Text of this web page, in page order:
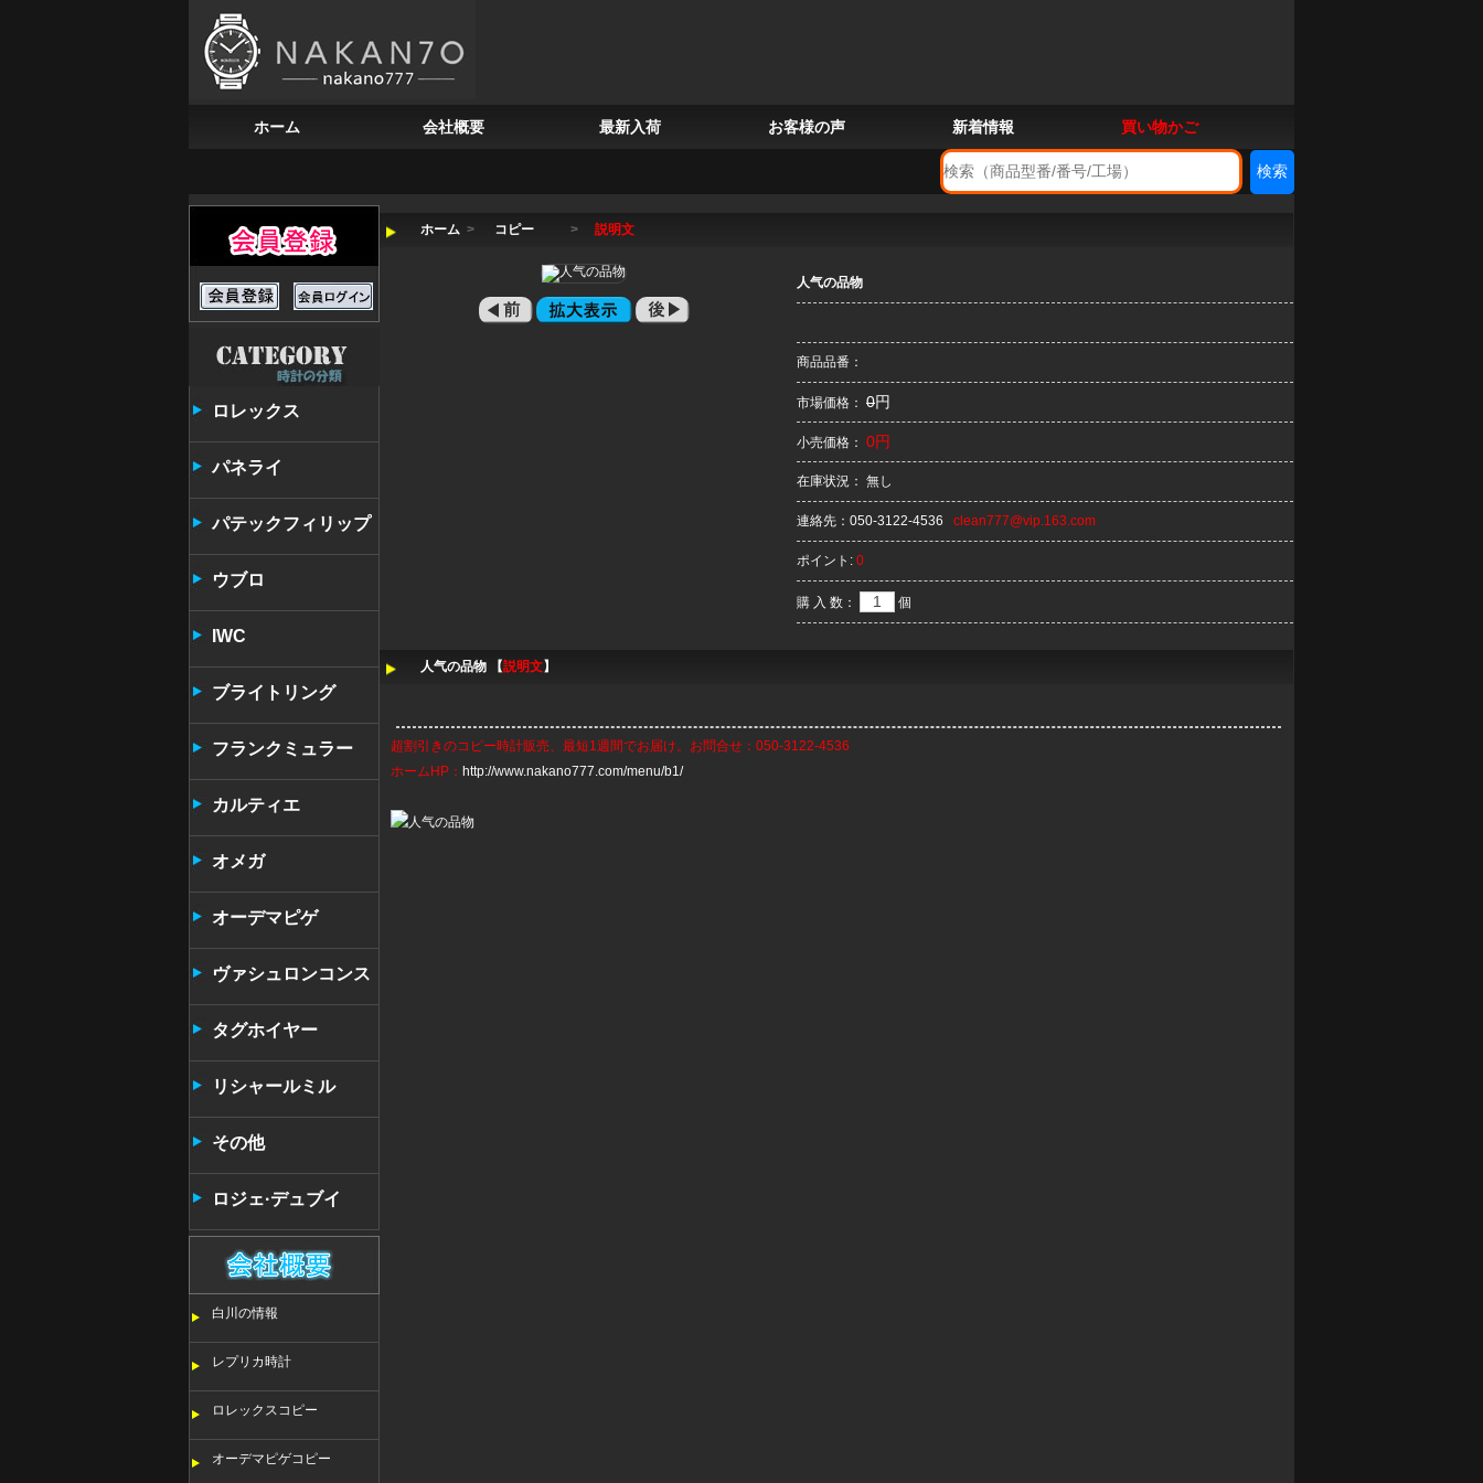
ホーム 会社概要 最新入荷 お客様の声 新着情報 買い物かご
ロレックス
パネライ
パテックフィリップ
ウブロ
IWC
ブライトリング
フランクミュラー
カルティエ
オメガ
オーデマピゲ
ヴァシュロンコンス
タンタン
タグホイヤー
リシャールミル
その他
ロジェ·デュブイ
白川の情報
レプリカ時計
ロレックスコピー
オーデマピゲコピー
ホーム > コピー > 説明文
人气の品物
商品品番：
市場価格： 0円
小売価格： 0円
在庫状況： 無し
連絡先： 050-3122-4536 clean777@vip.163.com
ポイント: 0
購 入 数： 個
人气の品物 【説明文】
超割引きのコピー時計販売、最短1週間でお届け。お問合せ：050-3122-4536
ホームHP： http://www.nakano777.com/menu/b1/